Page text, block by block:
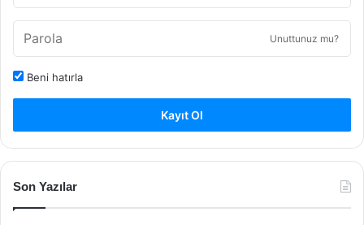
Unuttunuz mu?
Beni hatırla
Kayıt Ol
Son Yazılar